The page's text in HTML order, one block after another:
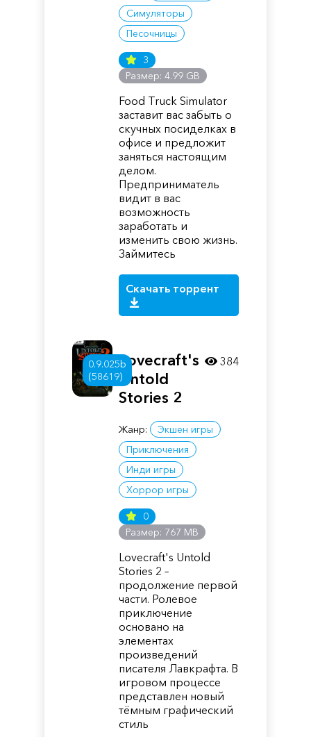
Симуляторы
Песочницы
3
Размер: 4.99 GB
Food Truck Simulator
заставит вас забыть о
скучных посиделках в
офисе и предложит
заняться настоящим
делом.
Предприниматель
видит в вас
возможность
заработать и
изменить свою жизнь.
Займитесь
Скачать торрент
0.9.025b
(58619)
Lovecraft's
Untold
Stories 2
Жанр:
Экшен игры
Приключения
Инди игры
Хоррор игры
0
Размер: 767 MB
Lovecraft's Untold
Stories 2 –
продолжение первой
части. Ролевое
приключение
основано на
элементах
произведений
писателя Лавкрафта. В
игровом процессе
представлен новый
тёмным графический
стиль
384